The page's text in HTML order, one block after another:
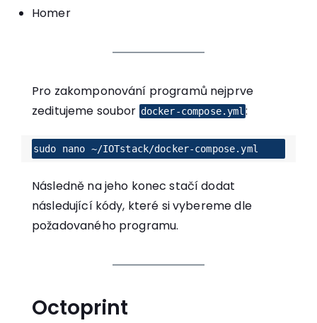
Homer
Pro zakomponování programů nejprve
zeditujeme soubor docker-compose.yml :
sudo nano ~/IOTstack/docker-compose.yml
Následně na jeho konec stačí dodat
následující kódy, které si vybereme dle
požadovaného programu.
Octoprint